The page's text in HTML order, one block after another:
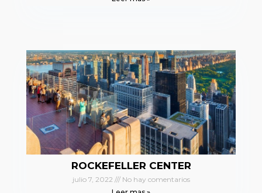
ROCKEFELLER CENTER
julio 7, 2022
No hay comentarios